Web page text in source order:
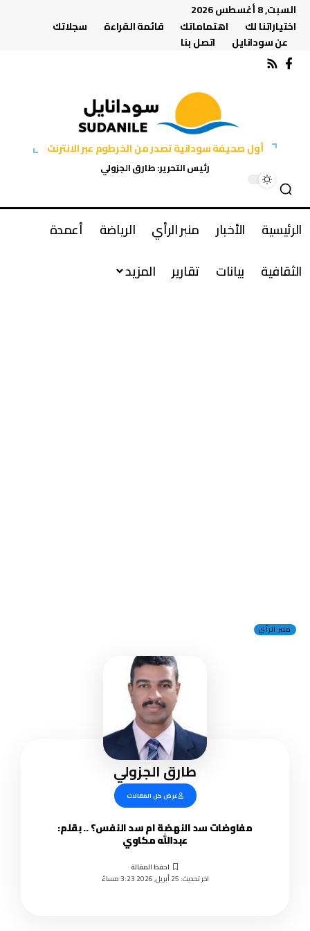
السبت, 8 أغسطس 2026
اختياراتنا لك
اهتماماتك قائمة القراءة
سجلاتك
عن سودانايل
اتصل بنا
أول صحيفة سودانية تصدر من الخرطوم عبر الانترنت
رئيس التحرير: طارق الجزولي
الرئيسية الأخبار منبر الرأي الرياضة
أعمدة
الثقافية
بيانات تقارير المزيد
منبر الرأي
طارق الجزولي
عرض كل المقالات
مفاوضات سد النهضة ام سد النفس؟ .. بقلم:
عبدالله مكاوي
اخر تحديث: 25 أبريل, 2026 3:23 مساءً